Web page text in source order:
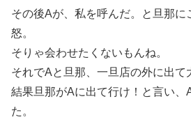
その後Aが、私を呼んだ。と旦那に
怒。
そりゃ会わせたくないもんね。
それでAと旦那、一旦店の外に出て
結果旦那がAに出て行け！と言い、
た。